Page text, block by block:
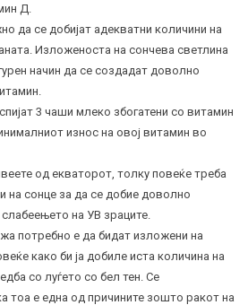
Д.
да се добијат адекватни количини на
Изложеноста на сончева светлина
начин да се создадат доволно
3 чаши млеко збогатени со витамин
износ на овој витамин во
од екваторот, толку повеќе треба
на сонце за да се добие доволно
на УВ зраците.
потребно е да бидат изложени на
како би ја добиле иста количина на
со луѓето со бел тен. Се
тоа е една од причините зошто ракот на